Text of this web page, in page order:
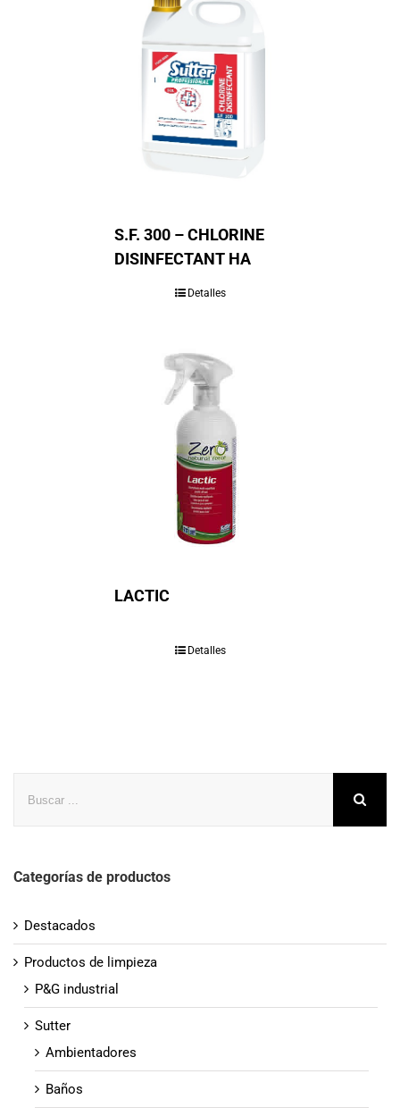
S.F. 300 – CHLORINE
DISINFECTANT HA
Detalles
LACTIC
Detalles
Categorías de productos
Destacados
Productos de limpieza
P&G industrial
Sutter
Ambientadores
Baños